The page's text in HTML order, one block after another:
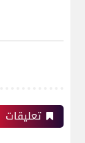
تعليقات